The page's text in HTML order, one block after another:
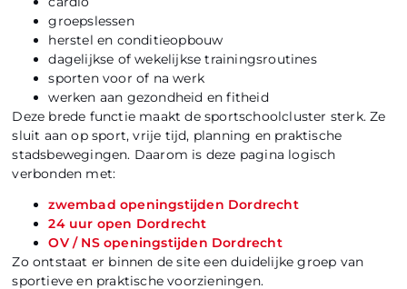
groepslessen
herstel en conditieopbouw
dagelijkse of wekelijkse trainingsroutines
sporten voor of na werk
werken aan gezondheid en fitheid
Deze brede functie maakt de sportschoolcluster sterk. Ze
sluit aan op sport, vrije tijd, planning en praktische
stadsbewegingen. Daarom is deze pagina logisch
verbonden met:
zwembad openingstijden Dordrecht
24 uur open Dordrecht
OV / NS openingstijden Dordrecht
Zo ontstaat er binnen de site een duidelijke groep van
sportieve en praktische voorzieningen.